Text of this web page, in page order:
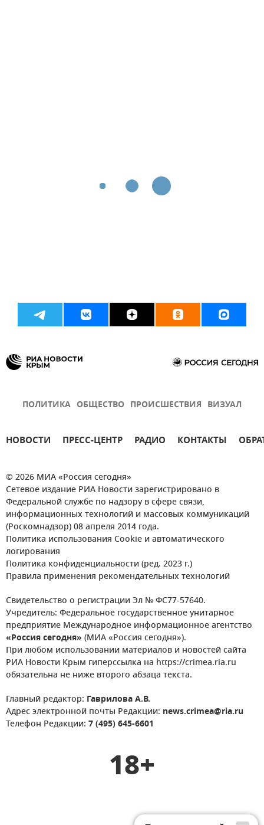
ПОЛИТИКА ОБЩЕСТВО ПРОИСШЕСТВИЯ ВИЗУАЛ
НОВОСТИ ПРЕСС-ЦЕНТР РАДИО КОНТАКТЫ
© 2026 МИА «Россия сегодня»
Сетевое издание РИА Новости зарегистрировано в
Федеральной службе по надзору в сфере связи,
информационных технологий и массовых коммуникаций
(Роскомнадзор) 08 апреля 2014 года.
Политика использования Cookie и автоматического
логирования
Политика конфиденциальности (ред. 2023 г.)
Правила применения рекомендательных технологий
Свидетельство о регистрации Эл № ФС77-57640.
Учредитель: Федеральное государственное унитарное
предприятие Международное информационное агентство
«Россия сегодня» (МИА «Россия сегодня»).
При любом использовании материалов и новостей сайта
РИА Новости Крым гиперссылка на https://crimea.ria.ru
обязательна не ниже второго абзаца текста.
Главный редактор: Гаврилова А.В.
Адрес электронной почты Редакции: news.crimea@ria.ru
Телефон Редакции: 7 (495) 645-6601
18+